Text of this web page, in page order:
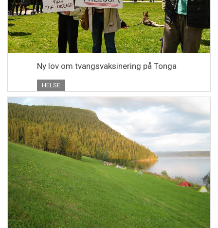
Ny lov om tvangsvaksinering på Tonga
HELSE